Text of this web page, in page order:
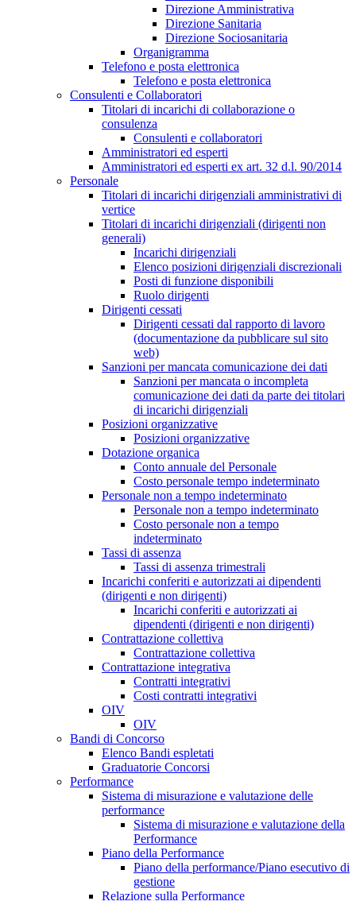
Direzione Amministrativa
Direzione Sanitaria
Direzione Sociosanitaria
Organigramma
Telefono e posta elettronica
Telefono e posta elettronica
Consulenti e Collaboratori
Titolari di incarichi di collaborazione o
consulenza
Consulenti e collaboratori
Amministratori ed esperti
Amministratori ed esperti ex art. 32 d.l. 90/2014
Personale
Titolari di incarichi dirigenziali amministrativi di
vertice
Titolari di incarichi dirigenziali (dirigenti non
generali)
Incarichi dirigenziali
Elenco posizioni dirigenziali discrezionali
Posti di funzione disponibili
Ruolo dirigenti
Dirigenti cessati
Dirigenti cessati dal rapporto di lavoro
(documentazione da pubblicare sul sito
web)
Sanzioni per mancata comunicazione dei dati
Sanzioni per mancata o incompleta
comunicazione dei dati da parte dei titolari
di incarichi dirigenziali
Posizioni organizzative
Posizioni organizzative
Dotazione organica
Conto annuale del Personale
Costo personale tempo indeterminato
Personale non a tempo indeterminato
Personale non a tempo indeterminato
Costo personale non a tempo
indeterminato
Tassi di assenza
Tassi di assenza trimestrali
Incarichi conferiti e autorizzati ai dipendenti
(dirigenti e non dirigenti)
Incarichi conferiti e autorizzati ai
dipendenti (dirigenti e non dirigenti)
Contrattazione collettiva
Contrattazione collettiva
Contrattazione integrativa
Contratti integrativi
Costi contratti integrativi
OIV
OIV
Bandi di Concorso
Elenco Bandi espletati
Graduatorie Concorsi
Performance
Sistema di misurazione e valutazione delle
performance
Sistema di misurazione e valutazione della
Performance
Piano della Performance
Piano della performance/Piano esecutivo di
gestione
Relazione sulla Performance